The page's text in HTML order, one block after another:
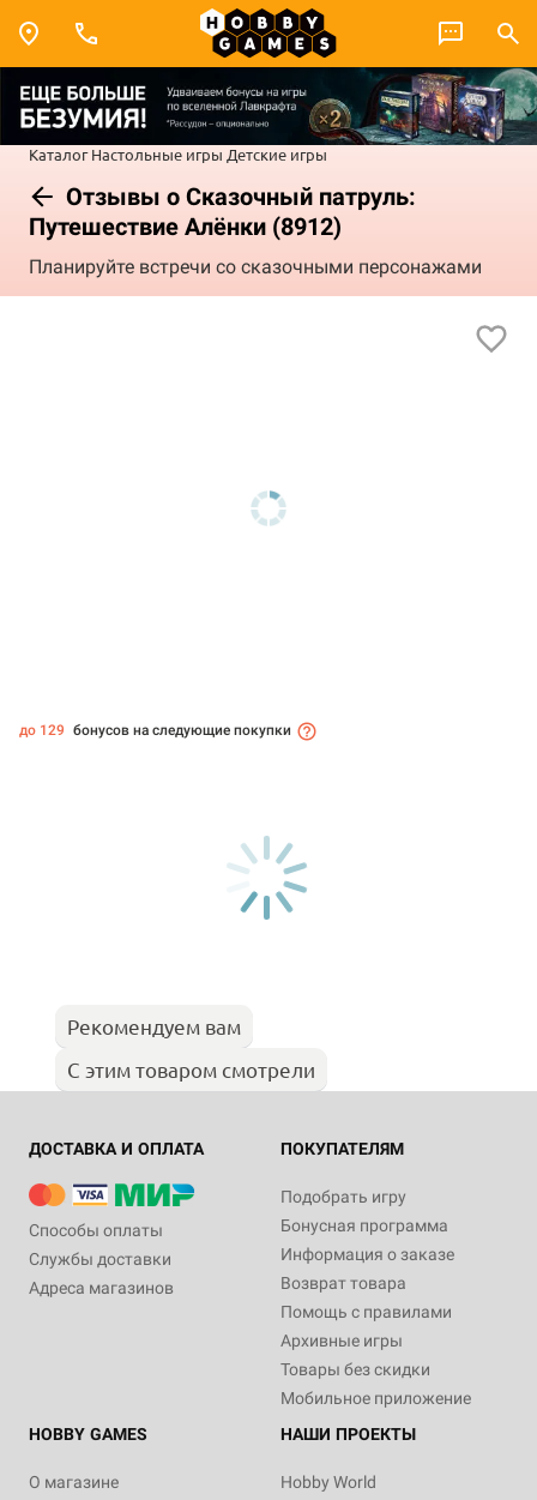
Каталог Настольные игры Детские игры
Отзывы о Сказочный патруль:
Путешествие Алёнки (8912)
Планируйте встречи со сказочными персонажами
до 129 бонусов на следующие покупки
Рекомендуем вам
С этим товаром смотрели
ДОСТАВКА И ОПЛАТА
Способы оплаты
Службы доставки
Адреса магазинов
ПОКУПАТЕЛЯМ
Подобрать игру
Бонусная программа
Информация о заказе
Возврат товара
Помощь с правилами
Архивные игры
Товары без скидки
Мобильное приложение
HOBBY GAMES
О магазине
НАШИ ПРОЕКТЫ
Hobby World